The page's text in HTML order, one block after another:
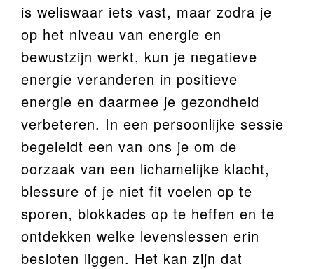
is weliswaar iets vast, maar zodra je
op het niveau van energie en
bewustzijn werkt, kun je negatieve
energie veranderen in positieve
energie en daarmee je gezondheid
verbeteren. In een persoonlijke sessie
begeleidt een van ons je om de
oorzaak van een lichamelijke klacht,
blessure of je niet fit voelen op te
sporen, blokkades op te heffen en te
ontdekken welke levenslessen erin
besloten liggen. Het kan zijn dat